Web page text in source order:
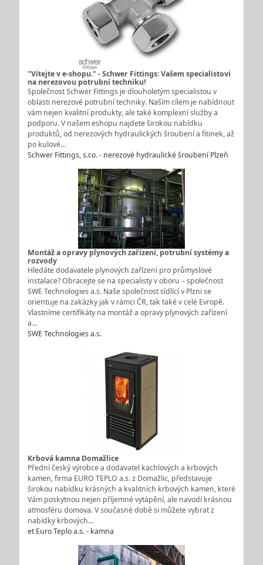
"Vítejte v e-shopu." - Schwer Fittings: Vašem specialistovi
na nerezovou potrubní techniku!
Společnost Schwer Fittings je dlouholetým specialistou v
oblasti nerezové potrubní techniky. Naším cílem je nabídnout
vám nejen kvalitní produkty, ale také komplexní služby a
podporu. V našem eshopu najdete širokou nabídku
produktů, od nerezových hydraulických šroubení a fitinek, až
po kulové…
Schwer Fittings, s.r.o. - nerezové hydraulické šroubení Plzeň
Montáž a opravy plynových zařízení, potrubní systémy a
rozvody
Hledáte dodavatele plynových zařízení pro průmyslové
instalace? Obracejte se na specialisty v oboru – společnost
SWE Technologies a.s. Naše společnost sídlící v Plzni se
orientuje na zakázky jak v rámci ČR, tak také v celé Evropě.
Vlastníme certifikáty na montáž a opravy plynových zařízení
a…
SWE Technologies a.s.
Krbová kamna Domažlice
Přední český výrobce a dodavatel kachlových a krbových
kamen, firma EURO TEPLO a.s. z Domažlic, představuje
širokou nabídku krásných a kvalitních krbových kamen, které
Vám poskytnou nejen příjemné vytápění, ale navodí krásnou
atmosféru domova. V současné době si můžete vybrat z
nabídky krbových…
et Euro Teplo a.s. - kamna